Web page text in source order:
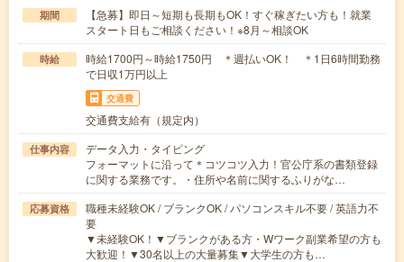
期間
【急募】即日～短期も長期もOK！すぐ稼ぎたい方も！就業
スタート日もご相談ください！※8月～相談OK
時給
時給1700円～時給1750円 ＊週払いOK！ ＊1日6時間勤務
で日収1万円以上
交通費
交通費支給有（規定内）
仕事内容
データ入力・タイピング
フォーマットに沿って＊コツコツ入力！官公庁系の書類登録
に関する業務です。・住所や名前に関するふりがな…
応募資格
職種未経験OK / ブランクOK / パソコンスキル不要 / 英語力不
要
▼未経験OK！▼ブランクがある方・Wワーク副業希望の方も
大歓迎！▼30名以上の大量募集▼大学生の方も…